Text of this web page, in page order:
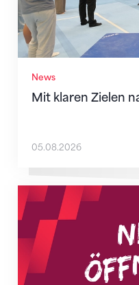
News
Mit klaren Zielen
05.08.2026
Neue